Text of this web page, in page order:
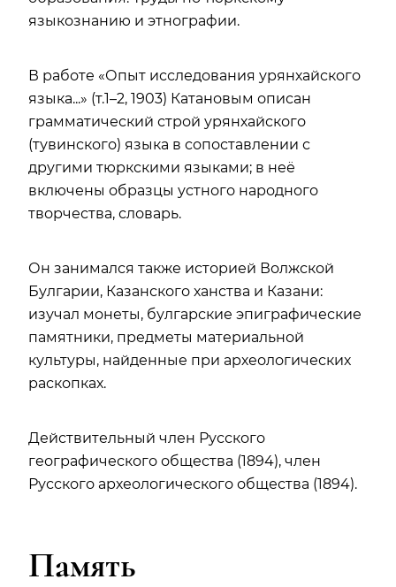
языкознанию и этнографии.
В работе «Опыт исследования урянхайского
языка...» (т.1–2, 1903) Катановым описан
грамматический строй урянхайского
(тувинского) языка в сопоставлении с
другими тюркскими языками; в неё
включены образцы устного народного
творчества, словарь.
Он занимался также историей Волжской
Булгарии, Казанского ханства и Казани:
изучал монеты, булгарские эпиграфические
памятники, предметы материальной
культуры, найденные при археологических
раскопках.
Действительный член Русского
географического общества (1894), член
Русского археологического общества (1894).
Память